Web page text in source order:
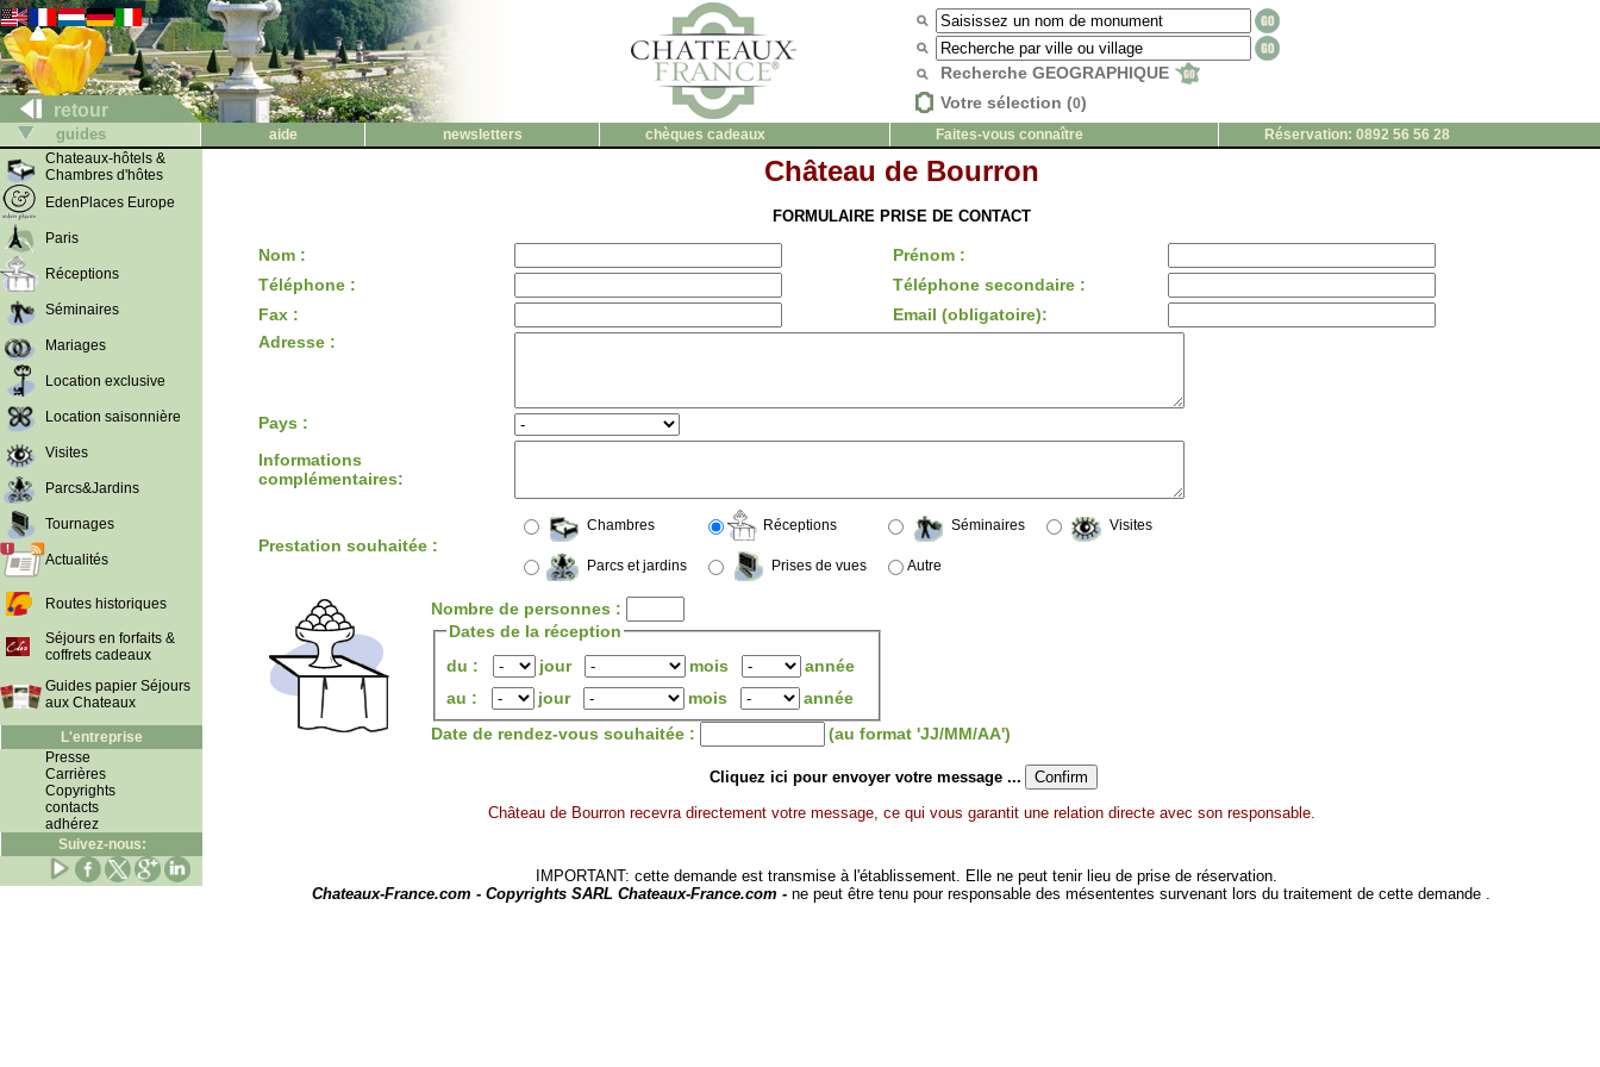
retour
Recherche GEOGRAPHIQUE
Votre sélection (0)
guides aide newsletters chèques cadeaux Faites-vous connaître
Réservation: 0892 56 56 28
Chateaux-hôtels &
Chambres d'hôtes
EdenPlaces Europe
Paris
Réceptions
Séminaires
Mariages
Location exclusive
Location saisonnière
Visites
Parcs&Jardins
Tournages
Actualités
Routes historiques
Séjours en forfaits &
coffrets cadeaux
Guides papier Séjours
aux Chateaux
L'entreprise
Presse
Carrières
Copyrights
contacts
adhérez
Suivez-nous:
Château de Bourron
FORMULAIRE PRISE DE CONTACT
Nom :
Prénom :
Téléphone :
Téléphone secondaire :
Fax :
Email (obligatoire):
Adresse :
Pays :
Informations
complémentaires:
Prestation souhaitée :
Chambres Réceptions Séminaires Visites
Parcs et jardins Prises de vues Autre
Nombre de personnes :
Dates de la réception
du :
jour mois
année
au :
jour mois
année
Date de rendez-vous souhaitée :
(au format 'JJ/MM/AA')
Cliquez ici pour envoyer votre message ...
Château de Bourron recevra directement votre message, ce qui vous garantit une relation directe avec son responsable.
IMPORTANT: cette demande est transmise à l'établissement. Elle ne peut tenir lieu de prise de réservation.
Chateaux-France.com - Copyrights SARL Chateaux-France.com - ne peut être tenu pour responsable des mésententes survenant lors du traitement de cette demande .